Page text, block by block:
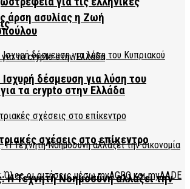
τα crypto στην Ελλάδα
Η Τεχνητή Νοημοσύνη αλλάζει την
άρση ασυλίας η Ζωή
δέσμευση για λύση του
σχέσεις στο επίκεντρο